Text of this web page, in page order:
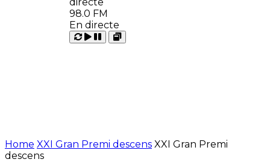
98.0 FM
En directe
Carregant
Reproduir
Pausar
Open
Home XXI Gran Premi descens XXI Gran Premi
descens